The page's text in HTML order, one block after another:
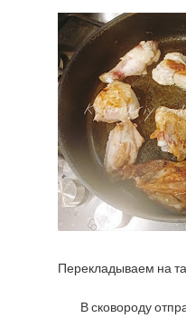
Перекладываем на
В сковороду